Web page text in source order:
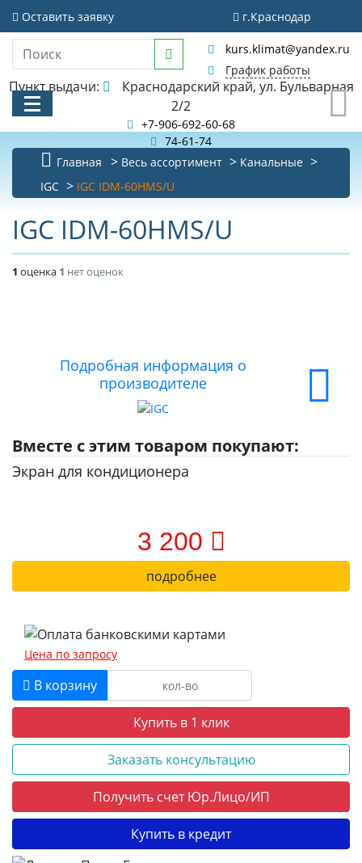
Оставить заявку г.Краснодар
kurs.klimat@yandex.ru
График работы
Пункт выдачи:
2/2
+7-906-692-60-68
74-61-74
КАТАЛОГ
АКЦИИ И РАСПРОДАЖИ
БИБЛИОТЕКА
Главная Весь ассортимент
Канальные
IGC
IGC IDM-60HMS/U
IGC IDM-60HMS/U
1 оценка 1 нет оценок
Подробная информация о
производителе
Вместе с этим товаром покупают:
Экран для кондиционера
3 200
подробнее
Цена по запросу
В корзину
Купить в 1 клик
Заказать консультацию
Получить счет Юр.Лицо/ИП
Купить в кредит